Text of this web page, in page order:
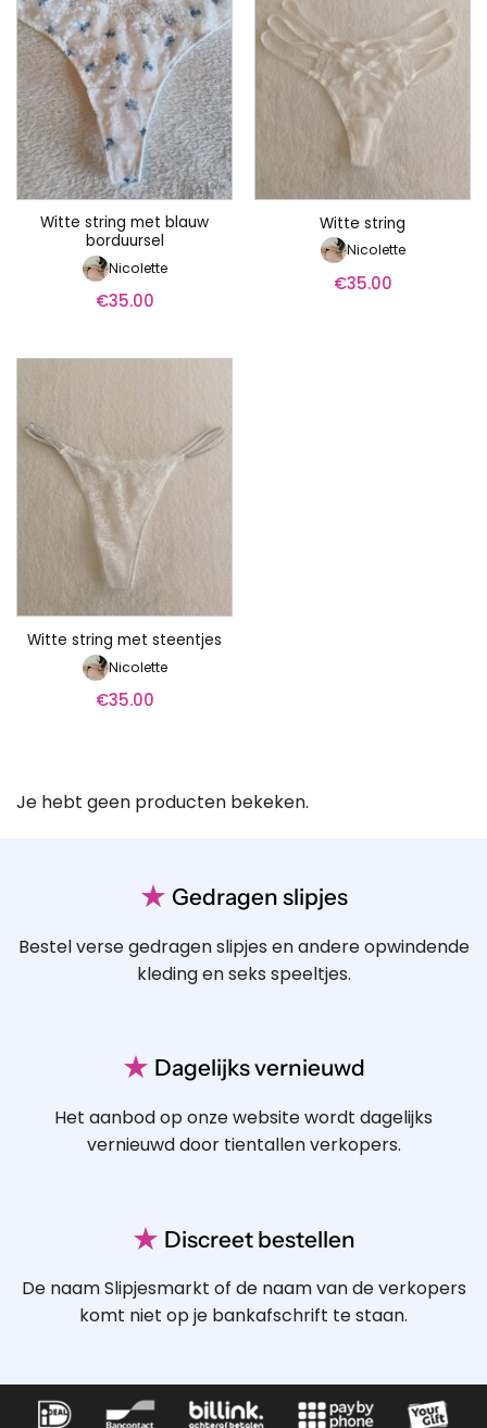
Witte string met blauw
borduursel
Nicolette
€35.00
Witte string
Nicolette
€35.00
Witte string met steentjes
Nicolette
€35.00
Je hebt geen producten bekeken.
★ Gedragen slipjes
Bestel verse gedragen slipjes en andere opwindende
kleding en seks speeltjes.
★ Dagelijks vernieuwd
Het aanbod op onze website wordt dagelijks
vernieuwd door tientallen verkopers.
★ Discreet bestellen
De naam Slipjesmarkt of de naam van de verkopers
komt niet op je bankafschrift te staan.